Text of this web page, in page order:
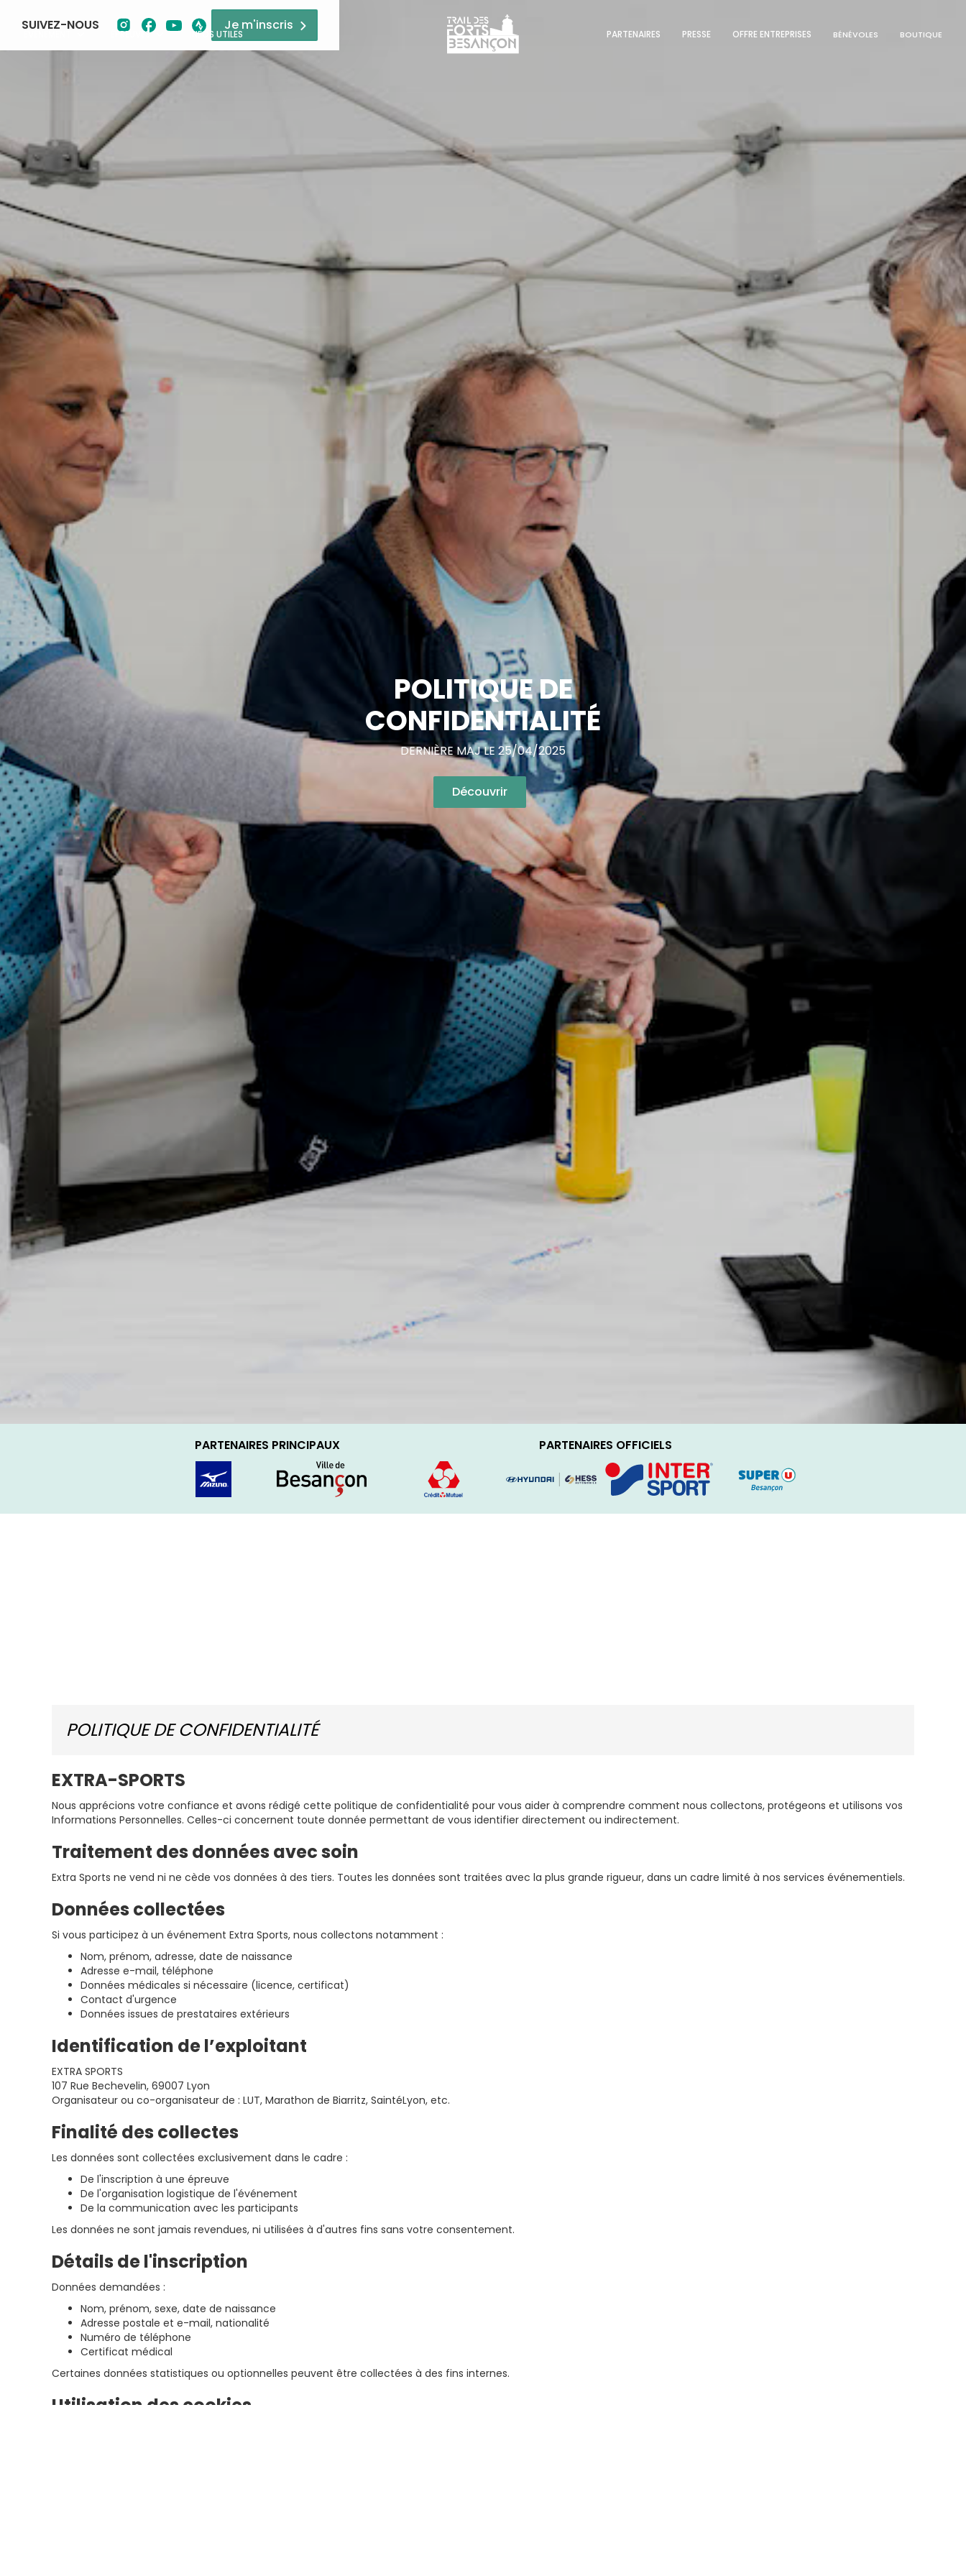
ÉPREUVES INFOS UTILES PARTENAIRES PRESSE OFFRE ENTREPRISES BÉNÉVOLES BOUTIQUE
SUIVEZ-NOUS Je m'inscris
POLITIQUE DE
CONFIDENTIALITÉ
DERNIÈRE MAJ LE 25/04/2025
Découvrir
PARTENAIRES PRINCIPAUX PARTENAIRES OFFICIELS
POLITIQUE DE CONFIDENTIALITÉ
EXTRA-SPORTS
Nous apprécions votre confiance et avons rédigé cette politique de confidentialité pour vous aider à comprendre comment nous collectons, protégeons et utilisons vos
Informations Personnelles. Celles-ci concernent toute donnée permettant de vous identifier directement ou indirectement.
Traitement des données avec soin
Extra Sports ne vend ni ne cède vos données à des tiers. Toutes les données sont traitées avec la plus grande rigueur, dans un cadre limité à nos services événementiels.
Données collectées
Si vous participez à un événement Extra Sports, nous collectons notamment :
Nom, prénom, adresse, date de naissance
Adresse e-mail, téléphone
Données médicales si nécessaire (licence, certificat)
Contact d'urgence
Données issues de prestataires extérieurs
Identification de l’exploitant
EXTRA SPORTS
107 Rue Bechevelin, 69007 Lyon
Organisateur ou co-organisateur de : LUT, Marathon de Biarritz, SaintéLyon, etc.
Finalité des collectes
Les données sont collectées exclusivement dans le cadre :
De l'inscription à une épreuve
De l'organisation logistique de l'événement
De la communication avec les participants
Les données ne sont jamais revendues, ni utilisées à d'autres fins sans votre consentement.
Détails de l'inscription
Données demandées :
Nom, prénom, sexe, date de naissance
Adresse postale et e-mail, nationalité
Numéro de téléphone
Certificat médical
Certaines données statistiques ou optionnelles peuvent être collectées à des fins internes.
Utilisation des cookies